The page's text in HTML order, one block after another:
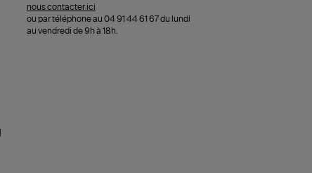
nous contacter ici
ou par téléphone au 04 91 44 61 67 du lundi
au vendredi de 9h à 18h.